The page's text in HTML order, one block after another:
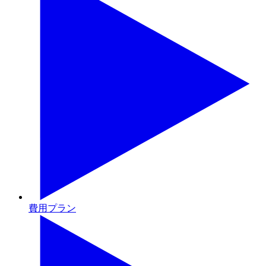
費用プラン